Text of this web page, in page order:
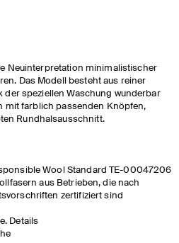
Neuinterpretation minimalistischer
Das Modell besteht aus reiner
der speziellen Waschung wunderbar
mit farblich passenden Knöpfen,
Rundhalsausschnitt.
Wool Standard TE-00047206
aus Betrieben, die nach
zertifiziert sind
Details